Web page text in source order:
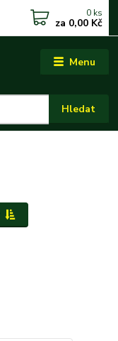
Menu
Hledat
0 ks
za 0,00 Kč